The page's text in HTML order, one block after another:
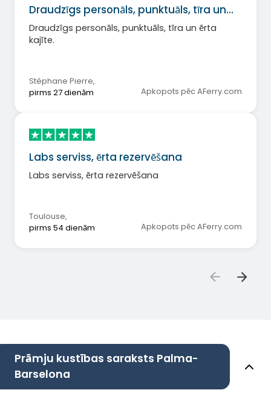
Draudzīgs personāls, punktuāls, tīra un…
Draudzīgs personāls, punktuāls, tīra un ērta
kajīte.
Stéphane Pierre,
pirms 27 dienām
Apkopots pēc AFerry.com
Labs serviss, ērta rezervēšana
Labs serviss, ērta rezervēšana
Toulouse,
pirms 54 dienām
Apkopots pēc AFerry.com
Prāmju kustības saraksts Palma-
Barselona